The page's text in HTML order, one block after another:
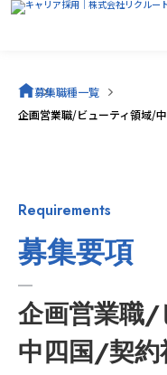
キャリア採用トップ
募集職種一覧
企画営業職/ビューティ領域/
Requirements
募集要項
企画営業職
中四国/契約